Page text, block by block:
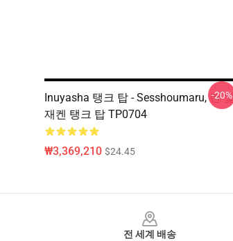
Inuyasha 탱크 탑 - Sesshoumaru, 린 및
재켄 탱크 탑 TP0704
₩3,369,210 $24.45
-20%
전 세계 배송